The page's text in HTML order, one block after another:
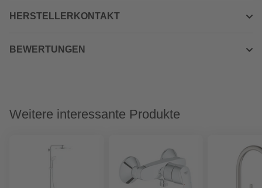
HERSTELLERKONTAKT
BEWERTUNGEN
Weitere interessante Produkte